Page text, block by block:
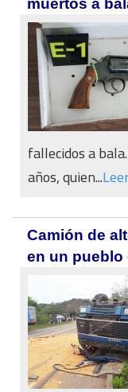
muertos a
fallecidos a
años, quien...
Camión de
en un pueblo